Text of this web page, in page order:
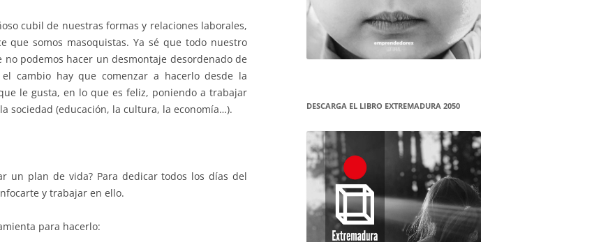
cubil de nuestras formas y relaciones laborales,
que somos masoquistas. Ya sé que todo nuestro
podemos hacer un desmontaje desordenado de
cambio hay que comenzar a hacerlo desde la
le gusta, en lo que es feliz, poniendo a trabajar
sociedad (educación, la cultura, la economía…).
un plan de vida? Para dedicar todos los días del
y trabajar en ello.
para hacerlo:
DESCARGA EL LIBRO EXTREMADURA 2050